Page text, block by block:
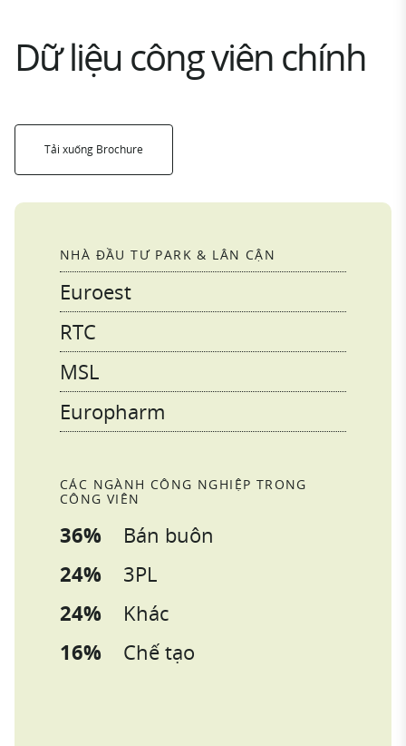
Dữ liệu công viên chính
Tải xuống Brochure
NHÀ ĐẦU TƯ PARK & LÂN CẬN
Euroest
RTC
MSL
Europharm
CÁC NGÀNH CÔNG NGHIỆP TRONG
CÔNG VIÊN
36%
Bán buôn
24%
3PL
24%
Khác
16%
Chế tạo